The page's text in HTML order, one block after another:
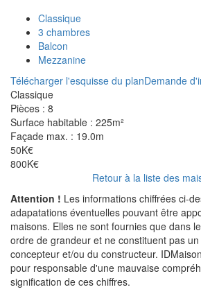
Classique
3 chambres
Balcon
Mezzanine
Télécharger l'esquisse du planDemande
Classique
Pièces : 8
Surface habitable : 225m²
Façade max. : 19.0m
50K€
800K€
Retour à la liste des
Attention ! Les informations chiffrées ci-
adapatations éventuelles pouvant être
maisons. Elles ne sont fournies que dans
ordre de grandeur et ne constituent pas
concepteur et/ou du constructeur.
pour responsable d'une mauvaise
signification de ces chiffres.